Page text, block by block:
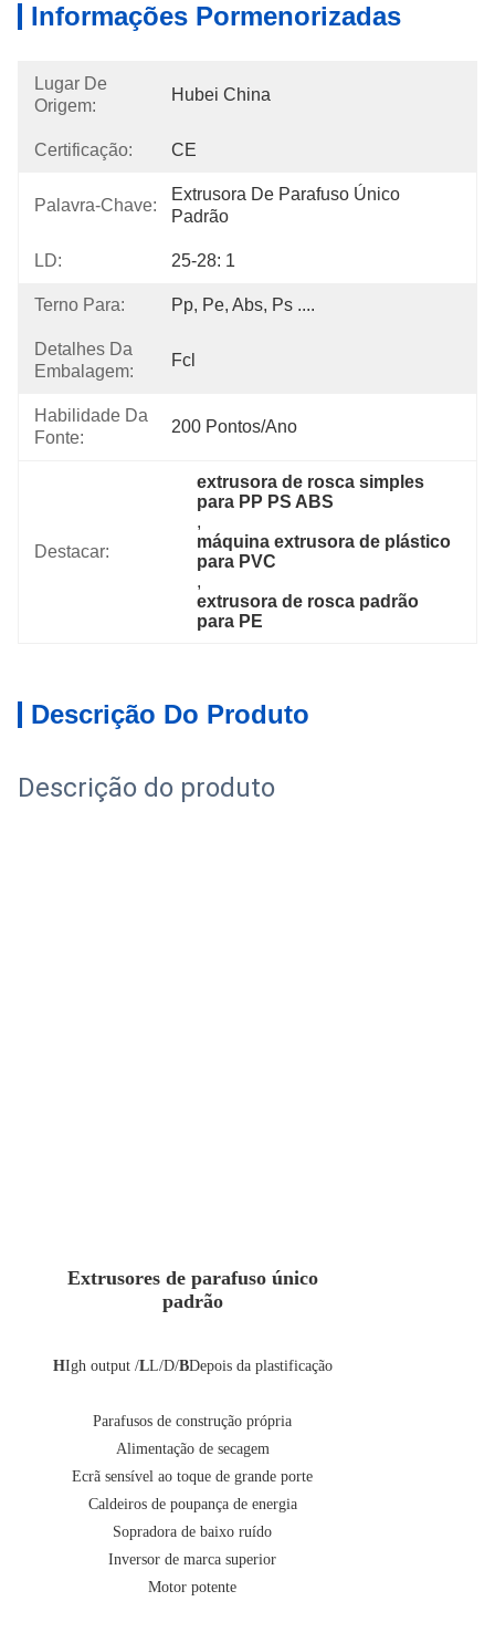
Informações Pormenorizadas
Lugar De
Origem:
Hubei China
Certificação: CE
Palavra-Chave:
Extrusora De Parafuso Único
Padrão
LD: 25-28: 1
Terno Para: Pp, Pe, Abs, Ps ....
Detalhes Da
Embalagem:
Fcl
Habilidade Da
Fonte:
200 Pontos/ano
Destacar:
extrusora de rosca simples
para PP PS ABS
,
máquina extrusora de plástico
para PVC
,
extrusora de rosca padrão
para PE
Descrição Do Produto
Descrição do produto
Extrusores de parafuso único
padrão
HIgh output /LL/D/BDepois da plastificação
Parafusos de construção própria
Alimentação de secagem
Ecrã sensível ao toque de grande porte
Caldeiros de poupança de energia
Sopradora de baixo ruído
Inversor de marca superior
Motor potente